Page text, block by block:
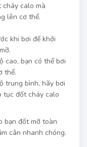
calo mà
lên cơ thể.
khi bơi để khởi
cao, bạn có thể bơi
thể.
trung bình, hãy bơi
tục đốt cháy calo
bạn đốt mỡ toàn
cân nhanh chóng.